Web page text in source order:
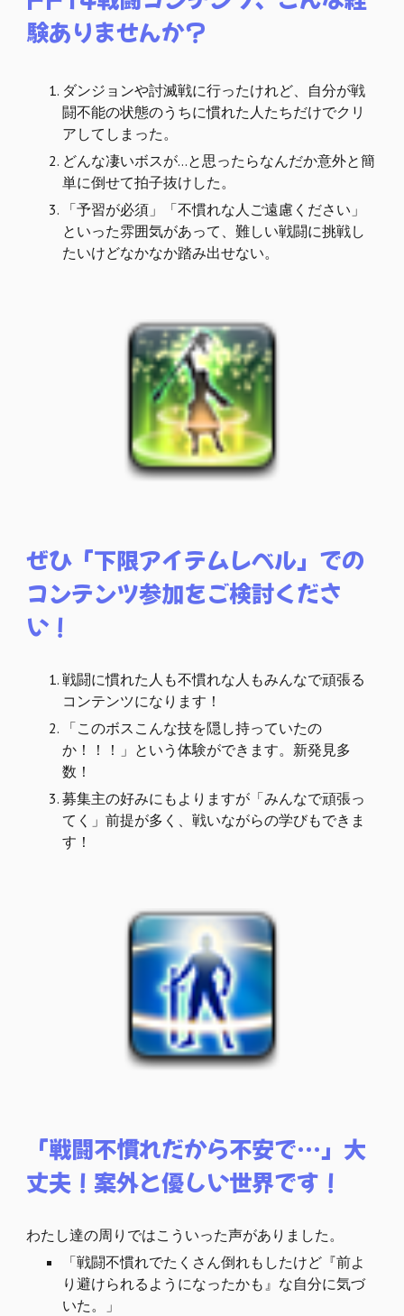
験ありませんか？
ダンジョンや討滅戦に行ったけれど、自分が戦
闘不能の状態のうちに慣れた人たちだけでクリ
アしてしまった。
どんな凄いボスが…と思ったらなんだか意外と簡
単に倒せて拍子抜けした。
「予習が必須」「不慣れな人ご遠慮ください」
といった雰囲気があって、難しい戦闘に挑戦し
たいけどなかなか踏み出せない。
ぜひ「下限アイテムレベル」での
コンテンツ参加をご検討くださ
い！
戦闘に慣れた人も不慣れな人もみんなで頑張る
コンテンツになります！
「このボスこんな技を隠し持っていたの
か ！！！」という体験ができます。新発見多
数！
募集主の好みにもよりますが「みんなで頑張っ
てく」前提が多く、戦いながらの学びもできま
す！
「戦闘不慣れだから不安で…」大
丈夫！案外と優しい世界です！
わたし達の周りではこういった声がありました。
「戦闘不慣れでたくさん倒れもしたけど『前よ
り避けられるようになったかも』な自分に気づ
いた。」